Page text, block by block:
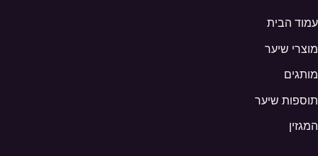
עמוד הבית
מוצרי שיער
מותגים
תוספות שיער
המגזין